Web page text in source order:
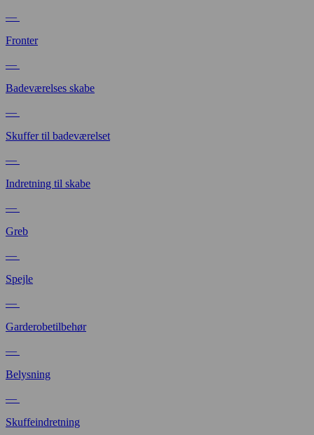
—
Fronter
—
Badeværelses skabe
—
Skuffer til badeværelset
—
Indretning til skabe
—
Greb
—
Spejle
—
Garderobetilbehør
—
Belysning
—
Skuffeindretning